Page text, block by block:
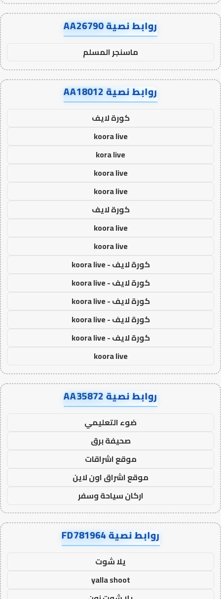
روابط نصية AA26790
ماسنجر المسلم
روابط نصية AA18012
كورة لايف
koora live
kora live
koora live
koora live
كورة لايف
koora live
koora live
كورة لايف - koora live
كورة لايف - koora live
كورة لايف - koora live
كورة لايف - koora live
كورة لايف - koora live
koora live
روابط نصية AA35872
ضوء التعليمي
صحيفة برق
موقع اشراقات
موقع اشراق اون لاين
اركان سياحة وسفر
روابط نصية FD781964
يلا شوت
yalla shoot